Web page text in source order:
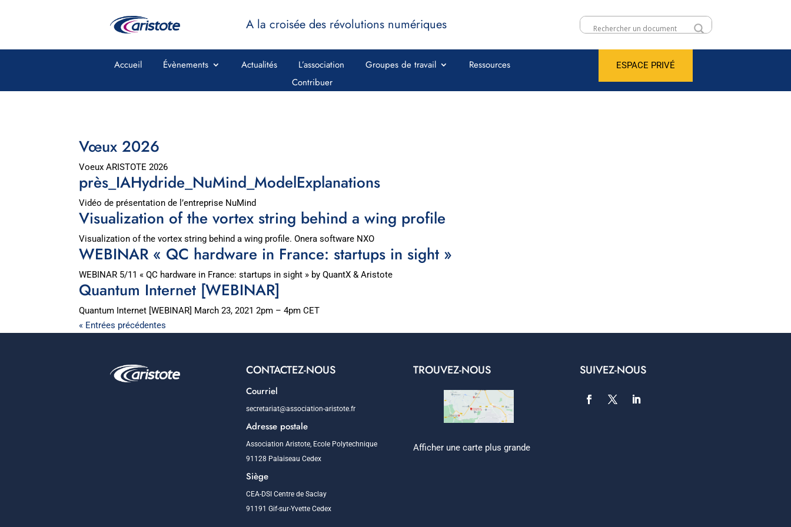
A la croisée des révolutions numériques
Accueil Évènements Actualités L’association Groupes de travail
Ressources
Contribuer
ESPACE PRIVÉ
Vœux 2026
Voeux ARISTOTE 2026
près_IAHydride_NuMind_ModelExplanations
Vidéo de présentation de l’entreprise NuMind
Visualization of the vortex string behind a wing profile
Visualization of the vortex string behind a wing profile. Onera software NXO
WEBINAR « QC hardware in France: startups in sight »
WEBINAR 5/11 « QC hardware in France: startups in sight » by QuantX & Aristote
Quantum Internet [WEBINAR]
Quantum Internet [WEBINAR] March 23, 2021 2pm – 4pm CET
« Entrées précédentes
CONTACTEZ-NOUS
Courriel
secretariat@association-aristote.fr
Adresse postale
Association Aristote, Ecole Polytechnique
91128 Palaiseau Cedex
Siège
CEA-DSI Centre de Saclay
91191 Gif-sur-Yvette Cedex
TROUVEZ-NOUS
Afficher une carte plus grande
SUIVEZ-NOUS